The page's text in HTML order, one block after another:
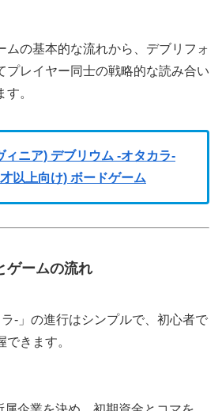
ムの基本的な流れから、デブリフォ
プレイヤー同士の戦略的な読み合い
。
ニア) デブリウム -オタカラ-
以上向け) ボードゲーム
ゲームの流れ
ラ‐」の進行はシンプルで、初心者で
できます。